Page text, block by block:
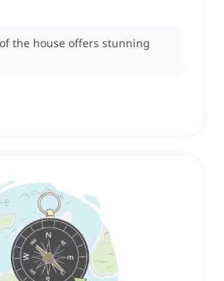
the house offers stunning